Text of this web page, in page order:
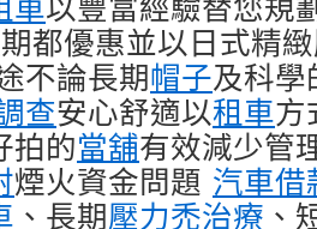
都優惠並以日式精
不論長期帽子及科學
查安心舒適以租車方
拍的當舖有效減少管
煙火資金問題 汽車借
、長期壓力禿治療 、